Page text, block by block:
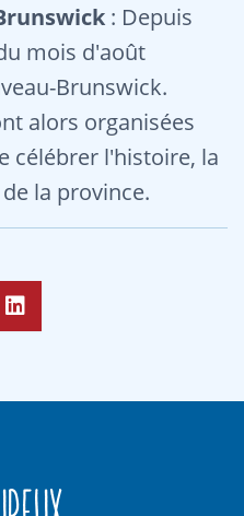
: Depuis
mois d'août
Brunswick.
alors organisées
célébrer l'histoire, la
la province.